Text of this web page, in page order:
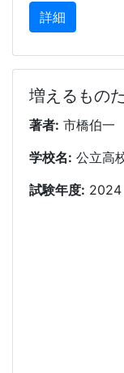
詳細
増えるもの
著者: 市橋伯一
学校名: 公立高
試験年度: 2024